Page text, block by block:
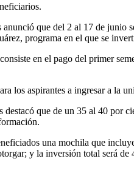
que del 2 al 17 de junio
programa en el que se
en el pago del primer
los aspirantes a ingresar a la
que de un 35 al 40 por
una mochila que
y la inversión total será